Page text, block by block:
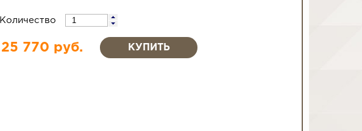
Количество
25 770 руб.